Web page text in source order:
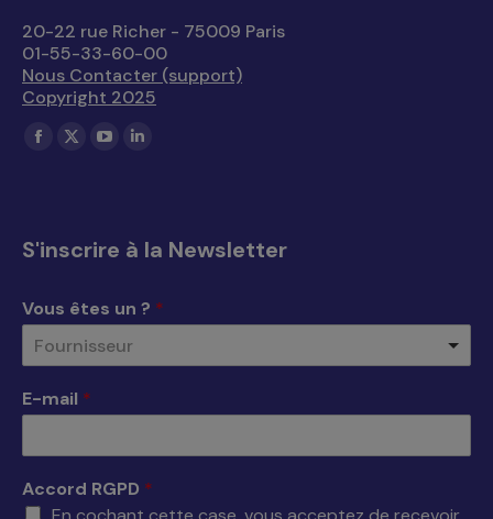
20-22 rue Richer - 75009 Paris
01-55-33-60-00
Nous Contacter (support)
Copyright 2025
Trouvez nous sur :
La
dans
nouvelle
fenêtre
La
dans
nouvelle
fenêtre
La
dans
nouvelle
fenêtre
La
dans
nouvelle
S'inscrire à la Newsletter
Vous êtes un ? *
Fournisseur
E-mail *
Accord RGPD *